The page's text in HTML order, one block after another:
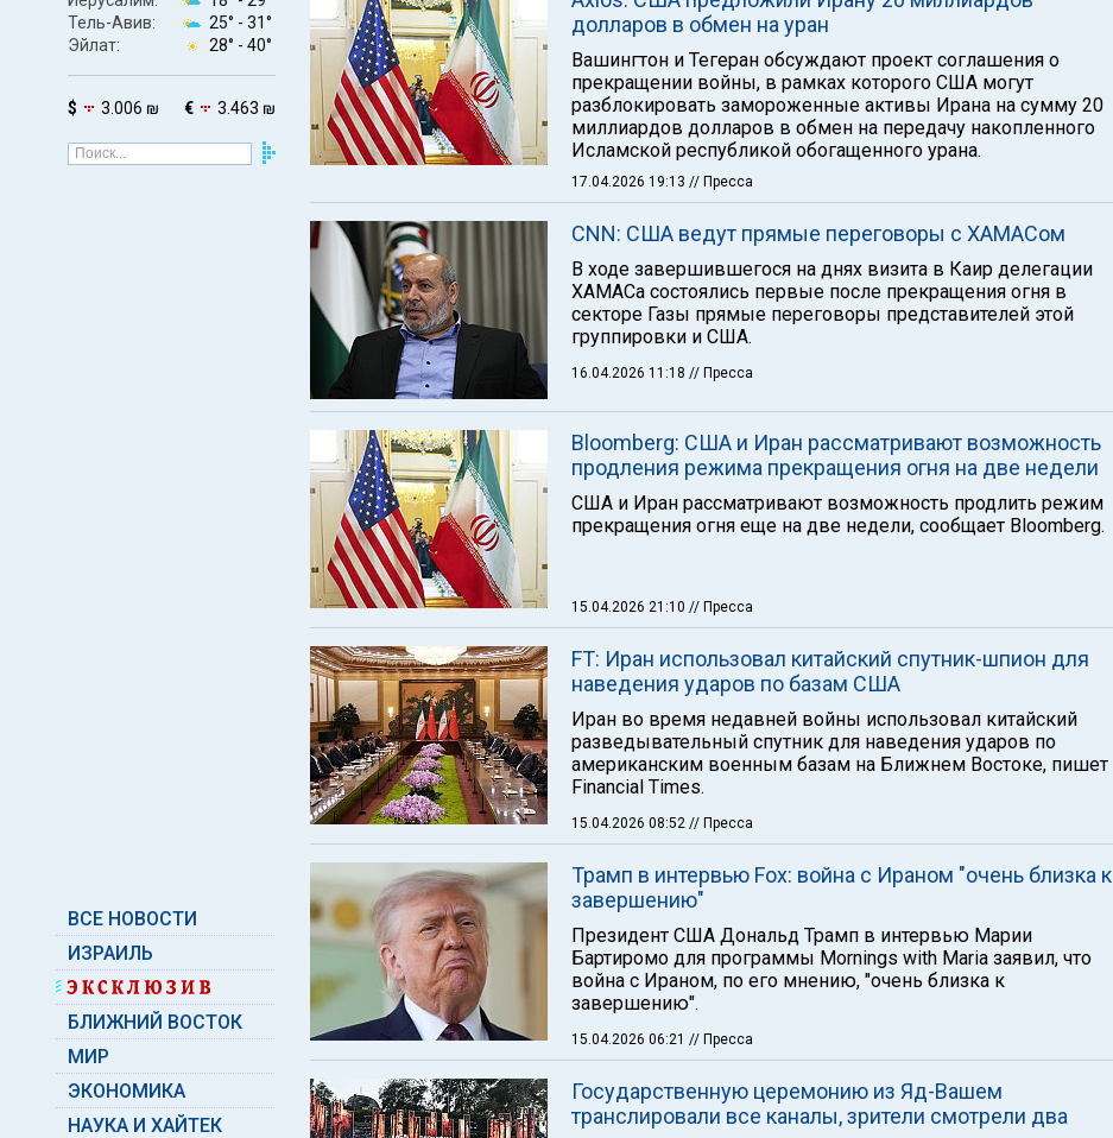
Тель-Авив:
25° - 31°
Эйлат:
28° - 40°
$ 3.006 ₪ € 3.463 ₪
ВСЕ НОВОСТИ
ИЗРАИЛЬ
БЛИЖНИЙ ВОСТОК
МИР
ЭКОНОМИКА
НАУКА И ХАЙТЕК
долларов в обмен на уран
Вашингтон и Тегеран обсуждают проект соглашения о
прекращении войны, в рамках которого США могут
разблокировать замороженные активы Ирана на сумму 20
миллиардов долларов в обмен на передачу накопленного
Исламской республикой обогащенного урана.
17.04.2026 19:13 // Пресса
CNN: США ведут прямые переговоры с ХАМАСом
В ходе завершившегося на днях визита в Каир делегации
ХАМАСа состоялись первые после прекращения огня в
секторе Газы прямые переговоры представителей этой
группировки и США.
16.04.2026 11:18 // Пресса
Bloomberg: США и Иран рассматривают возможность
продления режима прекращения огня на две недели
США и Иран рассматривают возможность продлить режим
прекращения огня еще на две недели, сообщает Bloomberg.
15.04.2026 21:10 // Пресса
FT: Иран использовал китайский спутник-шпион для
наведения ударов по базам США
Иран во время недавней войны использовал китайский
разведывательный спутник для наведения ударов по
американским военным базам на Ближнем Востоке, пишет
Financial Times.
15.04.2026 08:52 // Пресса
Трамп в интервью Fox: война с Ираном "очень близка к
завершению"
Президент США Дональд Трамп в интервью Марии
Бартиромо для программы Mornings with Maria заявил, что
война с Ираном, по его мнению, "очень близка к
завершению".
15.04.2026 06:21 // Пресса
Государственную церемонию из Яд-Вашем
транслировали все каналы, зрители смотрели два